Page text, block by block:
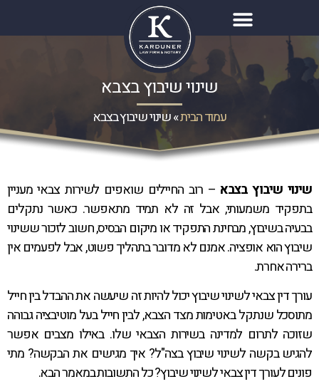
שינוי שיבוץ בצבא
עמוד הבית»שינוי שיבוץ בצבא
שינוי שיבוץ בצבא– רוב החיילים שואפים לשירות צבאי מעניין
בתפקיד משמעותי, אבל זה לא תמיד מתאפשר. כאשר נתקלים
בבעיה בשיבוץ, מבחינת התפקיד או מיקום הבסיס, חשוב לזכור ששינוי
שיבוץ הוא אופציה. אמנם לא מדובר בתהליך פשוט, אבל לפעמים אין
ברירה אחרת.
עורך דין צבאי לשינוי שיבוץ יכול להיות זה שיעשה את ההבדל בין חייל
מתוסכל שנתקל באטימות מצד הצבא, לבין חייל בעל מוטיבציה גבוהה
שזוכה לתרום למדינה בשירות הצבאי שלו. באילו מצבים אפשר
להגיש בקשה לשינוי שיבוץ בצה"ל? איך מגישים את הבקשה? מתי
פונים לעורך דין צבאי לשינוי שיבוץ? כל התשובות במאמר הבא.